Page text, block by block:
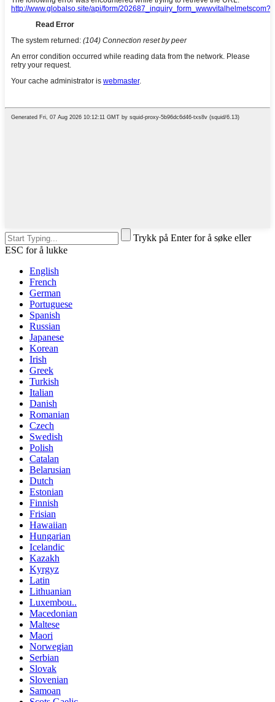
Trykk på Enter for å søke eller
ESC for å lukke
English
French
German
Portuguese
Spanish
Russian
Japanese
Korean
Irish
Greek
Turkish
Italian
Danish
Romanian
Czech
Swedish
Polish
Catalan
Belarusian
Dutch
Estonian
Finnish
Frisian
Hawaiian
Hungarian
Icelandic
Kazakh
Kyrgyz
Latin
Lithuanian
Luxembou..
Macedonian
Maltese
Maori
Norwegian
Serbian
Slovak
Slovenian
Samoan